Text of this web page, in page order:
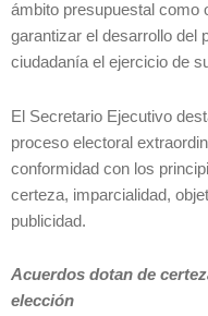
ámbito presupuestal como
garantizar el desarrollo del
ciudadanía el ejercicio de
El Secretario Ejecutivo
proceso electoral
conformidad con los
certeza, imparcialidad,
publicidad.
Acuerdos dotan de
elección